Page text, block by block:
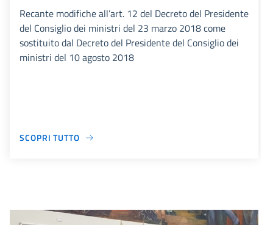
Recante modifiche all’art. 12 del Decreto del Presidente
del Consiglio dei ministri del 23 marzo 2018 come
sostituito dal Decreto del Presidente del Consiglio dei
ministri del 10 agosto 2018
SCOPRI TUTTO